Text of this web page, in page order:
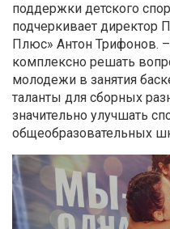
поддержки детского
подчеркивает директор
Плюс» Антон Трифонов.
комплексно решать
молодежи в занятия
таланты для сборных
значительно улучшать
общеобразовательных